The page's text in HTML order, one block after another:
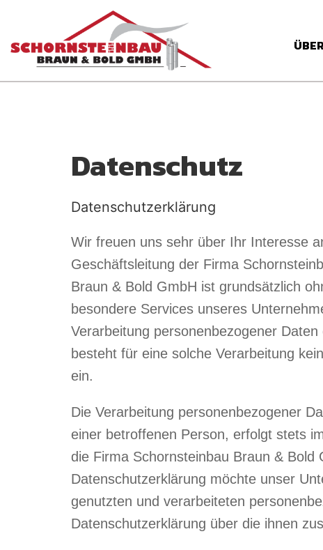
Datenschutz
Datenschutzerklärung
Wir freuen uns sehr über Ihr Interesse
Geschäftsleitung der Firma
Braun & Bold GmbH ist grundsätzlich
besondere Services unseres
Verarbeitung personenbezogener
besteht für eine solche Verarbeitung
ein.
Die Verarbeitung personenbezogener
einer betroffenen Person, erfolgt stets
die Firma Schornsteinbau Braun &
Datenschutzerklärung möchte unser
genutzten und verarbeiteten
Datenschutzerklärung über die ihnen